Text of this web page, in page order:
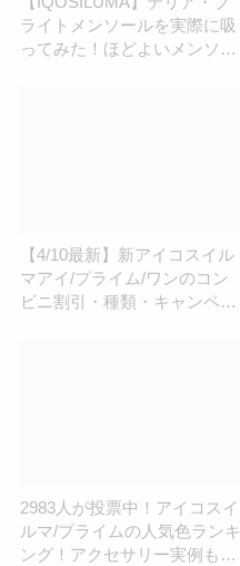
ライトメンソールを実際に吸
ってみた！ほどよいメンソー
【4/10最新】新アイコスイル
マアイ/プライム/ワンのコン
ビニ割引・種類・キャンペー
2983人が投票中！アイコスイ
ルマ/プライムの人気色ランキ
ング！アクセサリー実例もた